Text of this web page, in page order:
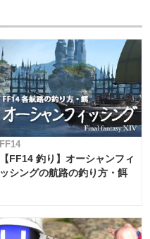
FF14
【FF14 釣り】オーシャンフィ
ッシングの航路の釣り方・餌